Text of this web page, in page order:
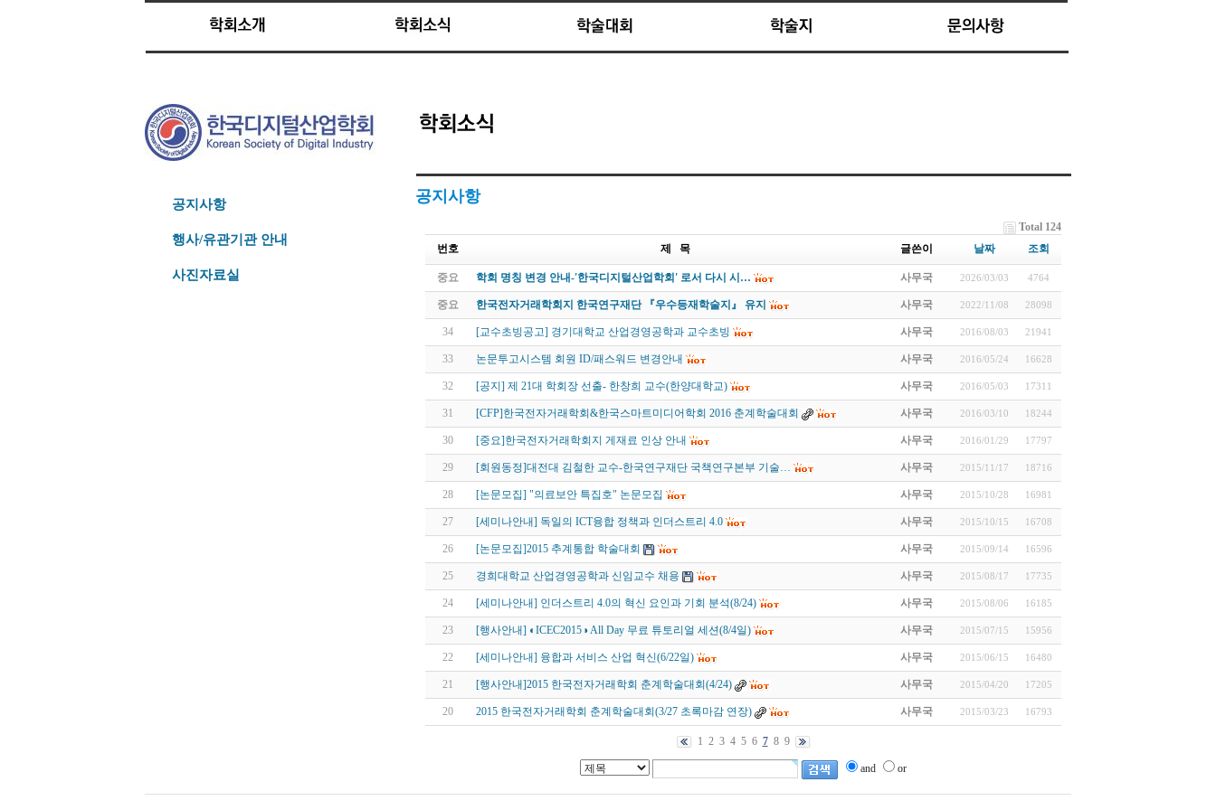
공지사항
행사/유관기관 안내
사진자료실
공지사항
Total 124
번호
제 목 글쓴이 날짜 조회
중요 학회 명칭 변경 안내-'한국디지털산업학회' 로서 다시 시… 사무국 2026/03/03 4764
중요 한국전자거래학회지 한국연구재단 『우수등재학술지』 유지 사무국 2022/11/08 28098
34 [교수초빙공고] 경기대학교 산업경영공학과 교수초빙 사무국 2016/08/03 21941
33 논문투고시스템 회원 ID/패스워드 변경안내 사무국 2016/05/24 16628
32 [공지] 제 21대 학회장 선출- 한창희 교수(한양대학교) 사무국 2016/05/03 17311
31 [CFP]한국전자거래학회&한국스마트미디어학회 2016 춘계학술대회 사무국 2016/03/10 18244
30 [중요]한국전자거래학회지 게재료 인상 안내 사무국 2016/01/29 17797
29 [회원동정]대전대 김철한 교수-한국연구재단 국책연구본부 기술… 사무국 2015/11/17 18716
28 [논문모집] "의료보안 특집호" 논문모집 사무국 2015/10/28 16981
27 [세미나안내] 독일의 ICT융합 정책과 인더스트리 4.0 사무국 2015/10/15 16708
26 [논문모집]2015 추계통합 학술대회 사무국 2015/09/14 16596
25 경희대학교 산업경영공학과 신임교수 채용 사무국 2015/08/17 17735
24 [세미나안내] 인더스트리 4.0의 혁신 요인과 기회 분석(8/24) 사무국 2015/08/06 16185
23 [행사안내] ◐ICEC2015◑ All Day 무료 튜토리얼 세션(8/4일) 사무국 2015/07/15 15956
22 [세미나안내] 융합과 서비스 산업 혁신(6/22일) 사무국 2015/06/15 16480
21 [행사안내]2015 한국전자거래학회 춘계학술대회(4/24) 사무국 2015/04/20 17205
20 2015 한국전자거래학회 춘계학술대회(3/27 초록마감 연장) 사무국 2015/03/23 16793
1 2 3 4 5 6 7 8 9
and or